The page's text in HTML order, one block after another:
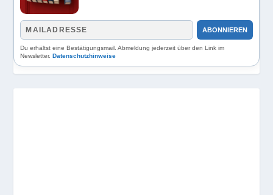
ABONNIEREN
Du erhältst eine Bestätigungsmail. Abmeldung jederzeit über den Link im
Newsletter.Datenschutzhinweise